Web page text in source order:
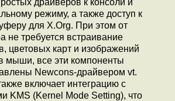
драйверов к консоли и
режиму, а также доступ к
для X.Org. При этом от
не требуется встраивание
цветовых карт и изображений
мыши, все эти компоненты
Newcons-драйвером vt.
включает интеграцию с
KMS (Kernel Mode Setting), что